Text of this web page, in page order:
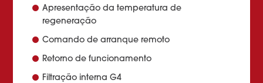
Apresentação da temperatura de
regeneração
Comando de arranque remoto
Retorno de funcionamento
Filtração interna G4